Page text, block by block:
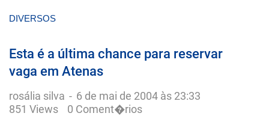
DIVERSOS
Esta é a última chance para reservar
vaga em Atenas
rosália silva - 6 de mai de 2004 às 23:33
851 Views
0 Coment�rios